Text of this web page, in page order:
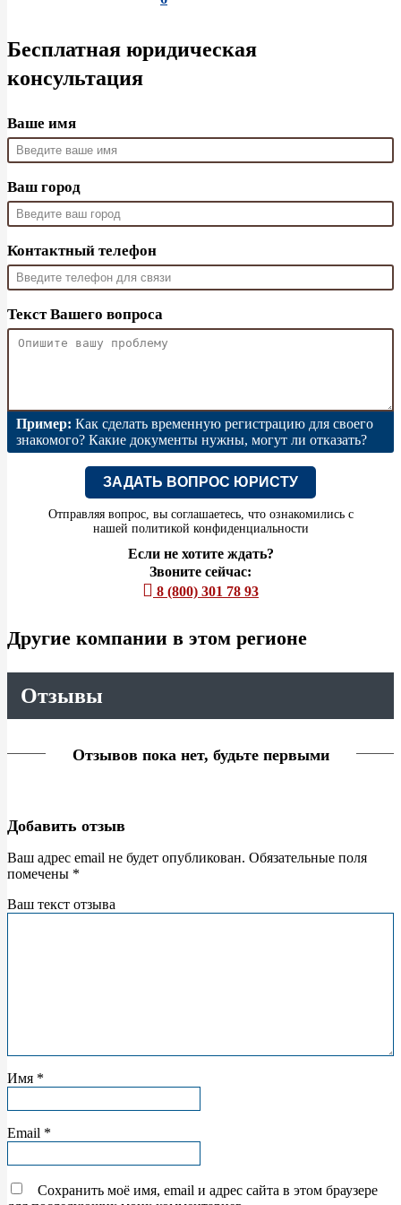
Бесплатная юридическая
консультация
Ваше имя
Ваш город
Контактный телефон
Текст Вашего вопроса
Пример: Как сделать временную регистрацию для своего
знакомого? Какие документы нужны, могут ли отказать?
ЗАДАТЬ ВОПРОС ЮРИСТУ
Отправляя вопрос, вы соглашаетесь, что ознакомились с
нашей политикой конфиденциальности
Если не хотите ждать?
Звоните сейчас:
8 (800) 301 78 93
Другие компании в этом регионе
Отзывы
Отзывов пока нет, будьте первыми
Добавить отзыв
Ваш адрес email не будет опубликован. Обязательные поля
помечены *
Ваш текст отзыва
Имя *
Email *
Сохранить моё имя, email и адрес сайта в этом браузере